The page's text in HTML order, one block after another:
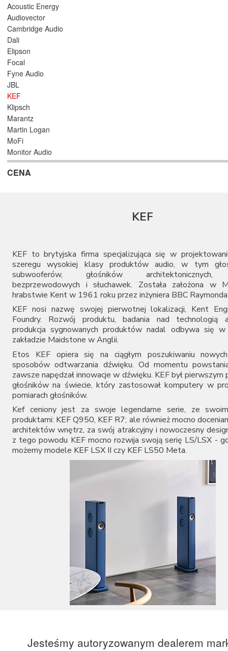
Acoustic Energy
Audiovector
Cambridge Audio
Dali
Elipson
Focal
Fyne Audio
JBL
KEF
Klipsch
Marantz
Martin Logan
MoFi
Monitor Audio
NorStone
Out Audio
Spendor
Taga
Triangle
Vogels
Wharfedale
Wilson
CENA
KEF
KEF to brytyjska firma specjalizująca się w
szeregu wysokiej klasy produktów audio, w tym
subwooferów, głośników architektonicznych,
bezprzewodowych i słuchawek. Została założona w
hrabstwie Kent w 1961 roku przez inżyniera BBC
KEF nosi nazwę swojej pierwotnej lokalizacji, Kent
Foundry. Rozwój produktu, badania nad technologią
produkcja sygnowanych produktów nadal odbywa się
zakładzie Maidstone w Anglii.
Etos KEF opiera się na ciągłym poszukiwaniu
sposobów odtwarzania dźwięku. Od momentu
zawsze napędzał innowacje w dźwięku. KEF był pierwszym
głośników na świecie, który zastosował komputery w
pomiarach głośników.
Kef ceniony jest za swoje legendarne serie, ze
produktami: KEF Q950, KEF R7; ale również mocno
architektów wnętrz, za swój atrakcyjny i nowoczesny
z tego powodu KEF mocno rozwija swoją serię LS/LSX -
możemy modele KEF LSX II czy KEF LS50 Meta.
Jesteśmy autoryzowanym dealerem